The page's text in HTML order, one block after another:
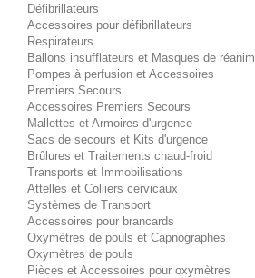
Défibrillateurs
Accessoires pour défibrillateurs
Respirateurs
Ballons insufflateurs et Masques de
Pompes à perfusion et Accessoires
Premiers Secours
Accessoires Premiers Secours
Mallettes et Armoires d'urgence
Sacs de secours et Kits d'urgence
Brûlures et Traitements chaud-froid
Transports et Immobilisations
Attelles et Colliers cervicaux
Systèmes de Transport
Accessoires pour brancards
Oxymètres de pouls et Capnographes
Oxymètres de pouls
Pièces et Accessoires pour oxymètres